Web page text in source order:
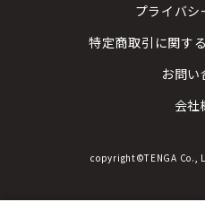
プライバシ
特定商取引に関す
お問い
会社
copyright©TENGA Co.,